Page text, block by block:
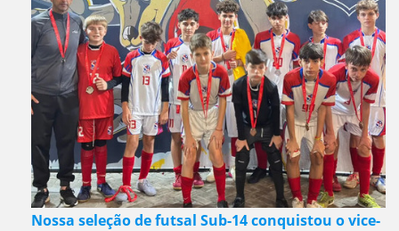
Nossa seleção de futsal Sub-14 conquistou o vice-